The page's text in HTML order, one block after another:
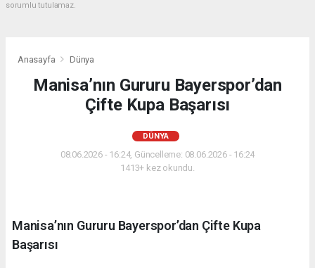
sorumlu tutulamaz.
Anasayfa Dünya
Manisa’nın Gururu Bayerspor’dan
Çifte Kupa Başarısı
DÜNYA
08.06.2026 - 16:24, Güncelleme: 08.06.2026 - 16:24
1413+ kez okundu.
Manisa’nın Gururu Bayerspor’dan Çifte Kupa
Başarısı